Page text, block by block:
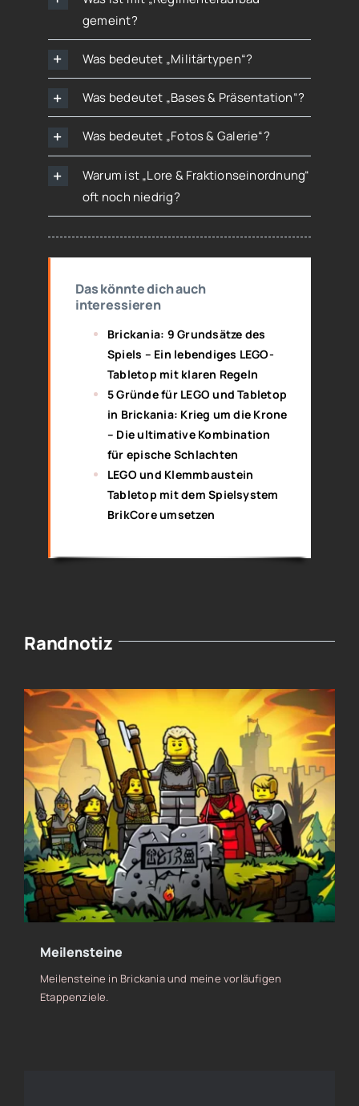
gemeint?
Was bedeutet „Militärtypen“?
Was bedeutet „Bases & Präsentation“?
Was bedeutet „Fotos & Galerie“?
Warum ist „Lore & Fraktionseinordnung“
oft noch niedrig?
Das könnte dich auch
interessieren
Brickania: 9 Grundsätze des
Spiels – Ein lebendiges LEGO-
Tabletop mit klaren Regeln
5 Gründe für LEGO und Tabletop
in Brickania: Krieg um die Krone
– Die ultimative Kombination
für epische Schlachten
LEGO und Klemmbaustein
Tabletop mit dem Spielsystem
BrikCore umsetzen
Randnotiz
Meilensteine
Meilensteine in Brickania und meine vorläufigen
Etappenziele.